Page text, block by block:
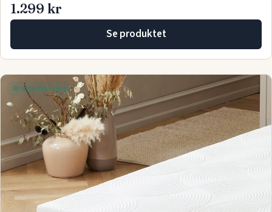
1.299 kr
Se produktet
Gratis levering